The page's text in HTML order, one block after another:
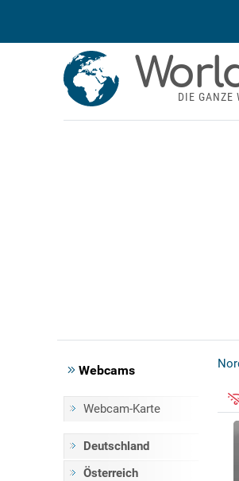
DIE GANZE
Webcams
Webcam-Karte
Deutschland
Österreich